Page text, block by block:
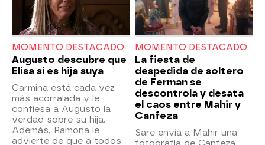
MOMENTO DESTACADO
Augusto descubre que
Elisa sí es hija suya
Carmina está cada vez
más acorralada y le
confiesa a Augusto la
verdad sobre su hija.
Además, Ramona le
advierte de que a todos
MOMENTO DESTACADO
La fiesta de
despedida de soltero
de Ferman se
descontrola y desata
el caos entre Mahir y
Canfeza
Sare envía a Mahir una